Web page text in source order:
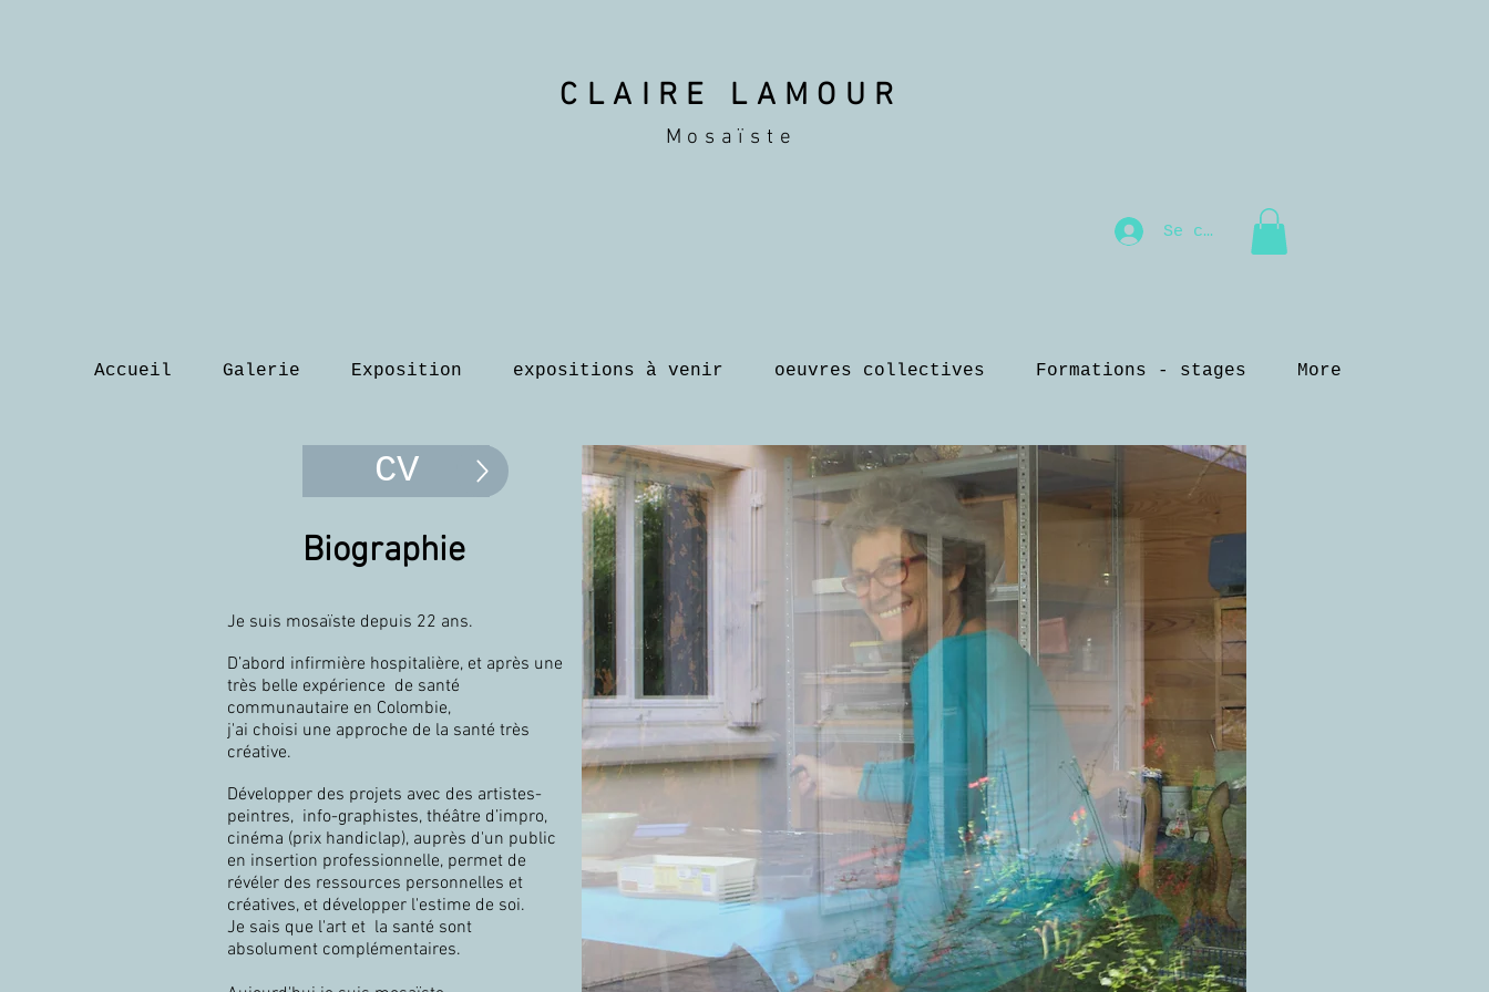
CLAIRE LAMOUR
Mosaïste
Se connecter
Accueil Galerie Exposition expositions à venir oeuvres collectives Formations - stages More
CV
Biographie
Je suis mosaïste depuis 22 ans.
D’abord infirmière hospitalière, et après une
très belle expérience de santé
communautaire en Colombie,
j'ai choisi une approche de la santé très
créative.
Développer des projets avec des artistes-
peintres, info-graphistes, théâtre d’impro,
cinéma (prix handiclap), auprès d'un public
en insertion professionnelle, permet de
révéler des ressources personnelles et
créatives, et développer l'estime de soi.
Je sais que l'art et la santé sont
absolument complémentaires.